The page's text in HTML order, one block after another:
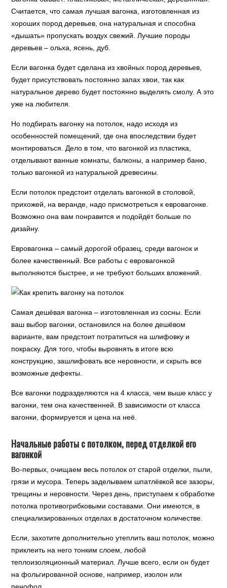
Считается, что самая лучшая вагонка, изготовленная из
хороших пород деревьев, она натуральная и способна
«дышать» пропускать воздух свежий. Лучшие породы
деревьев – ольха, ясень, дуб.
Если вагонка будет сделана из хвойных пород деревьев,
будет присутствовать постоянно запах хвои, так как
натуральное дерево будет постоянно выделять смолу. А это
уже на любителя.
Но подбирать вагонку на потолок, надо исходя из
особенностей помещений, где она впоследствии будет
монтироваться. Дело в том, что вагонкой из пластика,
отделывают ванные комнаты, балконы, а например баню,
только вагонкой из натуральной древесины.
Если потолок предстоит отделать вагонкой в столовой,
прихожей, на веранде, надо присмотреться к евровагонке.
Возможно она вам понравится и подойдёт больше по
дизайну.
Евровагонка – самый дорогой образец, среди вагонок и
более качественный. Все работы с евровагонкой
выполняются быстрее, и не требуют больших вложений.
Самая дешёвая вагонка – изготовленная из сосны. Если
ваш выбор вагонки, остановился на более дешёвом
варианте, вам предстоит потратиться на шлифовку и
покраску. Для того, чтобы выровнять в итоге всю
конструкцию, зашлифовать все неровности, и скрыть все
возможные дефекты.
Все вагонки подразделяются на 4 класса, чем выше класс у
вагонки, тем она качественней. В зависимости от класса
вагонки, формируется и цена на неё.
Начальные работы с потолком, перед отделкой его
вагонкой
Во-первых, очищаем весь потолок от старой отделки, пыли,
грязи и мусора. Теперь заделываем шпатлёвкой все зазоры,
трещины и неровности. Через день, приступаем к обработке
потолка противогрибковыми составами. Они имеются, в
специализированных отделах в достаточном количестве.
Если, захотите дополнительно утеплить ваш потолок, можно
приклеить на него тонким слоем, любой
теплоизоляционный материал. Лучше всего, если он будет
на фольгированной основе, например, изолон или